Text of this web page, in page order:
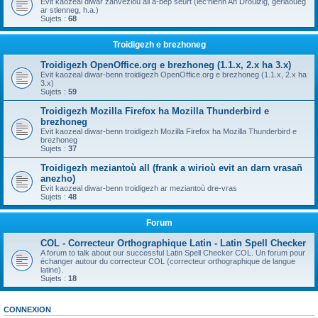
ar stlenneg, h.a.)
Sujets : 68
Troidigezh e brezhoneg
Troidigezh OpenOffice.org e brezhoneg (1.1.x, 2.x ha 3.x)
Evit kaozeal diwar-benn troidigezh OpenOffice.org e brezhoneg (1.1.x, 2.x ha
3.x)
Sujets : 59
Troidigezh Mozilla Firefox ha Mozilla Thunderbird e
brezhoneg
Evit kaozeal diwar-benn troidigezh Mozilla Firefox ha Mozilla Thunderbird e
brezhoneg
Sujets : 37
Troidigezh meziantoù all (frank a wirioù evit an darn vrasañ
anezho)
Evit kaozeal diwar-benn troidigezh ar meziantoù dre-vras
Sujets : 48
Forum
COL - Correcteur Orthographique Latin - Latin Spell Checker
A forum to talk about our successful Latin Spell Checker COL. Un forum pour
échanger autour du correcteur COL (correcteur orthographique de langue
latine).
Sujets : 18
CONNEXION